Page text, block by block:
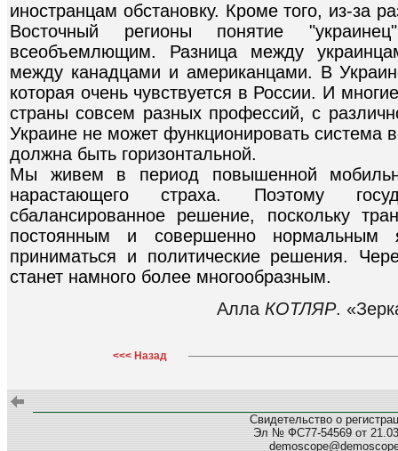
иностранцам обстановку. Кроме того, из-за
Восточный регионы понятие
всеобъемлющим. Разница между
между канадцами и американцами. В
которая очень чувствуется в России. И
страны совсем разных профессий, с
Украине не может функционировать система
должна быть горизонтальной.
Мы живем в период повышенной
нарастающего страха. Поэтому
сбалансированное решение, поскольку
постоянным и совершенно нормальным
приниматься и политические решения.
станет намного более многообразным.
Алла КОТЛЯР.
<<< Назад
Свидетельство о
Эл № ФС77-54569 от